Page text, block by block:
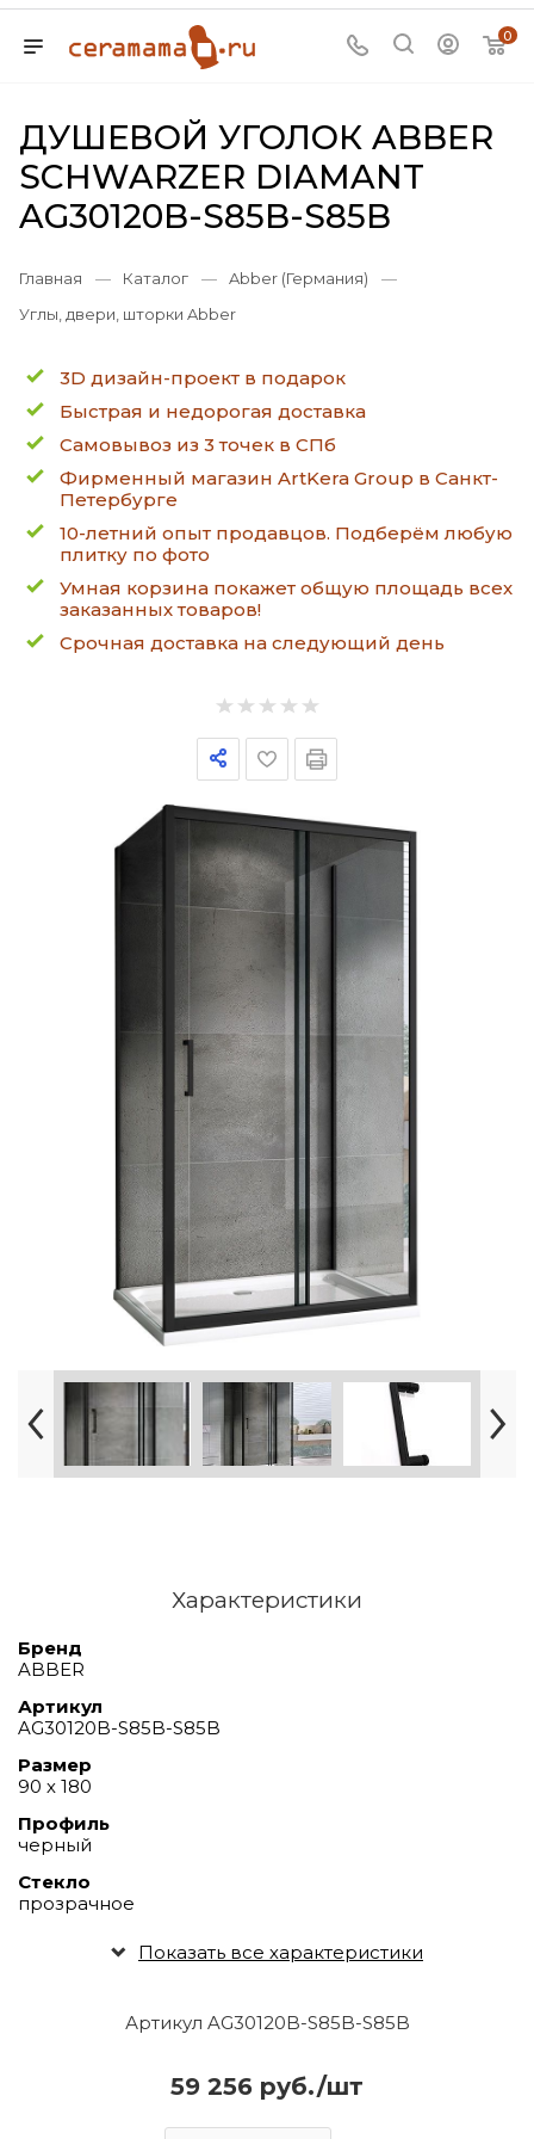
0
ДУШЕВОЙ УГОЛОК ABBER
SCHWARZER DIAMANT
AG30120B-S85B-S85B
Главная — Каталог — Abber (Германия)
—
Углы, двери, шторки Abber
3D дизайн-проект в подарок
Быстрая и недорогая доставка
Самовывоз из 3 точек в СПб
Фирменный магазин ArtKera Group в Санкт-
Петербурге
10-летний опыт продавцов. Подберём любую
плитку по фото
Умная корзина покажет общую площадь всех
заказанных товаров!
Срочная доставка на следующий день
Артикул AG30120B-S85B-S85B
59 256 руб./шт
Характеристики
Бренд
ABBER
Артикул
AG30120B-S85B-S85B
Размер
90 х 180
Профиль
черный
Стекло
прозрачное
Показать все характеристики